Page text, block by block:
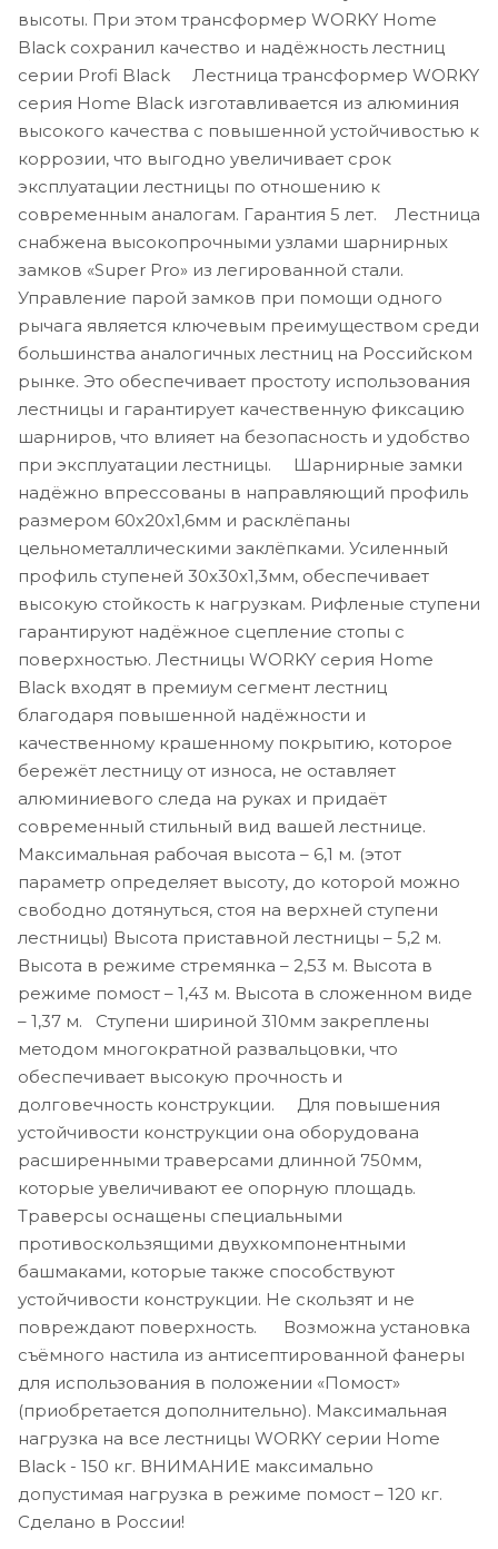
высоты. При этом трансформер WORKY Home
Black сохранил качество и надёжность лестниц
серии Profi Black Лестница трансформер WORKY
серия Home Black изготавливается из алюминия
высокого качества с повышенной устойчивостью к
коррозии, что выгодно увеличивает срок
эксплуатации лестницы по отношению к
современным аналогам. Гарантия 5 лет. Лестница
снабжена высокопрочными узлами шарнирных
замков «Super Pro» из легированной стали.
Управление парой замков при помощи одного
рычага является ключевым преимуществом среди
большинства аналогичных лестниц на Российском
рынке. Это обеспечивает простоту использования
лестницы и гарантирует качественную фиксацию
шарниров, что влияет на безопасность и удобство
при эксплуатации лестницы. Шарнирные замки
надёжно впрессованы в направляющий профиль
размером 60х20х1,6мм и расклёпаны
цельнометаллическими заклёпками. Усиленный
профиль ступеней 30х30х1,3мм, обеспечивает
высокую стойкость к нагрузкам. Рифленые ступени
гарантируют надёжное сцепление стопы с
поверхностью. Лестницы WORKY серия Home
Black входят в премиум сегмент лестниц
благодаря повышенной надёжности и
качественному крашенному покрытию, которое
бережёт лестницу от износа, не оставляет
алюминиевого следа на руках и придаёт
современный стильный вид вашей лестнице.
Максимальная рабочая высота – 6,1 м. (этот
параметр определяет высоту, до которой можно
свободно дотянуться, стоя на верхней ступени
лестницы) Высота приставной лестницы – 5,2 м.
Высота в режиме стремянка – 2,53 м. Высота в
режиме помост – 1,43 м. Высота в сложенном виде
– 1,37 м. Ступени шириной 310мм закреплены
методом многократной развальцовки, что
обеспечивает высокую прочность и
долговечность конструкции. Для повышения
устойчивости конструкции она оборудована
расширенными траверсами длинной 750мм,
которые увеличивают ее опорную площадь.
Траверсы оснащены специальными
противоскользящими двухкомпонентными
башмаками, которые также способствуют
устойчивости конструкции. Не скользят и не
повреждают поверхность. Возможна установка
съёмного настила из антисептированной фанеры
для использования в положении «Помост»
(приобретается дополнительно). Максимальная
нагрузка на все лестницы WORKY серии Home
Black - 150 кг. ВНИМАНИЕ максимально
допустимая нагрузка в режиме помост – 120 кг.
Сделано в России!